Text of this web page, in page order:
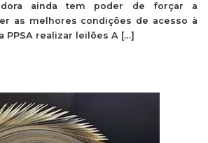
ainda tem poder de forçar a
as melhores condições de acesso à
PPSA realizar leilões A […]